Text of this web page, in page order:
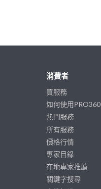
消費者
買服務
如何使用PRO360
熱門服務
所有服務
價格行情
專家目錄
在地專家推薦
關鍵字搜尋